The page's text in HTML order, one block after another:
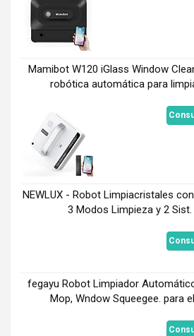
Mamibot W120 iGlass Window
robótica automática para
NEWLUX - Robot Limpiacristales
3 Modos Limpieza y 2 Sist.
fegayu Robot Limpiador
Mop, Wndow Squeegee. para